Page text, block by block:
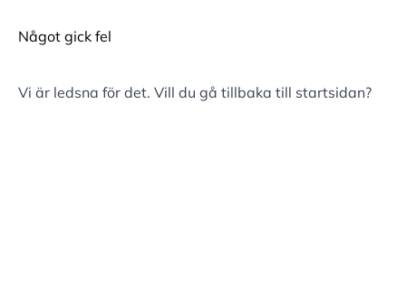
Något gick fel
Vi är ledsna för det. Vill du gå tillbaka till startsidan?